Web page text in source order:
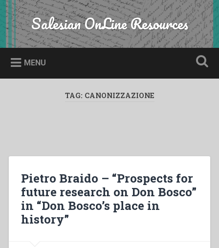
Skip
to
content
Search Salesian OnLine Resources
MENU
TAG: CANONIZZAZIONE
Pietro Braido – “Prospects for
future research on Don Bosco”
in “Don Bosco’s place in
history”